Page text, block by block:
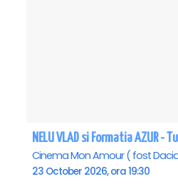
23 October 2026, ora 19:30